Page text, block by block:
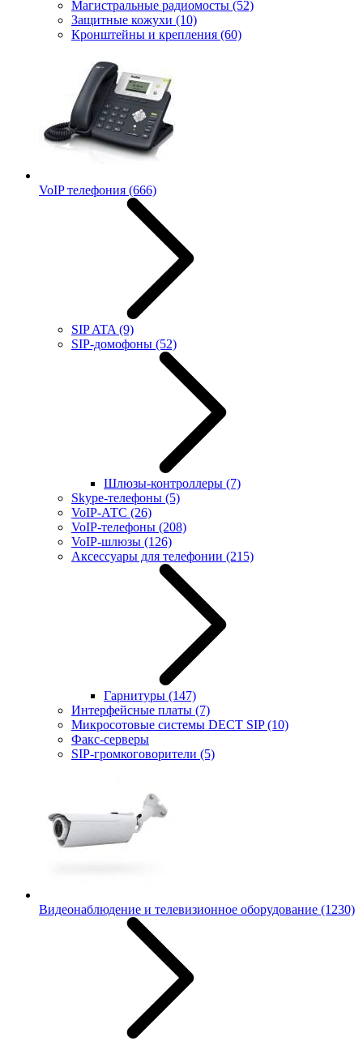
Магистральные радиомосты (52)
Защитные кожухи (10)
Кронштейны и крепления (60)
VoIP телефония (666)
SIP ATA (9)
SIP-домофоны (52)
Шлюзы-контроллеры (7)
Skype-телефоны (5)
VoIP-АТС (26)
VoIP-телефоны (208)
VoIP-шлюзы (126)
Аксессуары для телефонии (215)
Гарнитуры (147)
Интерфейсные платы (7)
Микросотовые системы DECT SIP(10)
Факс-серверы
SIP-громкоговорители (5)
Видеонаблюдение и телевизионное оборудование (1230)